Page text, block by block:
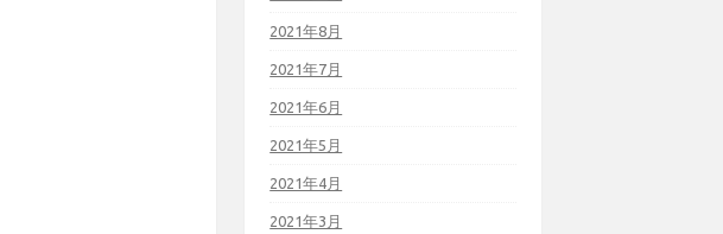
2021年8月
2021年7月
2021年6月
2021年5月
2021年4月
2021年3月